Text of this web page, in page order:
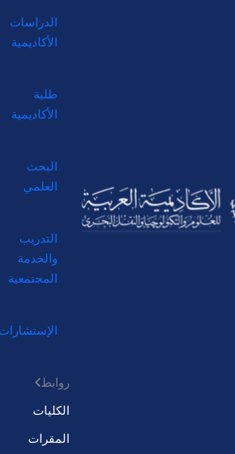
الدراسات
الأكاديمية
طلبة
الأكاديمية
البحث
العلمي
التدريب
والخدمة
المجتمعية
الإستشارات
روابط
الكليات
المقرات